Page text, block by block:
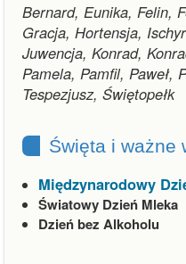
Bernard, Eunika, Felin,
Gracja, Hortensja,
Juwencja, Konrad,
Pamela, Pamfil, Paweł,
Tespezjusz, Świętopełk
Święta i ważne
Międzynarodowy
Światowy Dzień Mleka
Dzień bez Alkoholu